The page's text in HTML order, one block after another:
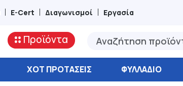
E-Cert Διαγωνισμοί Εργασία
Προϊόντα
ΧΟΤ ΠΡΟΤΆΣΕΙΣ ΦΥΛΛΆΔΙΟ